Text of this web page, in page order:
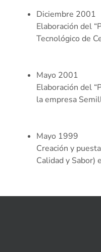
Diciembre 2001
Elaboración del
Tecnológico de
Mayo 2001
Elaboración del
la empresa
Mayo 1999
Creación y
Calidad y Sabor)